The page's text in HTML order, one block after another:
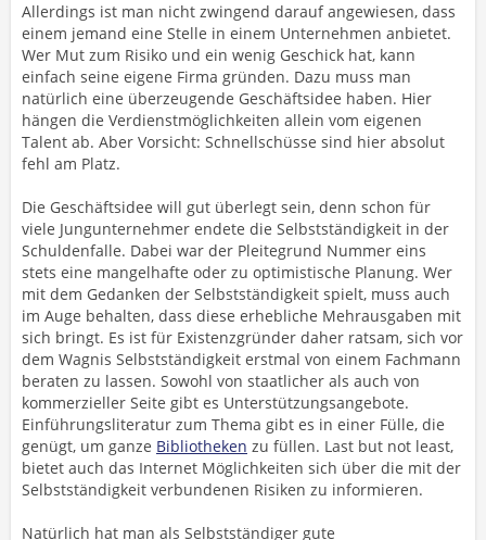
Allerdings ist man nicht zwingend darauf angewiesen, dass
einem jemand eine Stelle in einem Unternehmen anbietet.
Wer Mut zum Risiko und ein wenig Geschick hat, kann
einfach seine eigene Firma gründen. Dazu muss man
natürlich eine überzeugende Geschäftsidee haben. Hier
hängen die Verdienstmöglichkeiten allein vom eigenen
Talent ab. Aber Vorsicht: Schnellschüsse sind hier absolut
fehl am Platz.
Die Geschäftsidee will gut überlegt sein, denn schon für
viele Jungunternehmer endete die Selbstständigkeit in der
Schuldenfalle. Dabei war der Pleitegrund Nummer eins
stets eine mangelhafte oder zu optimistische Planung. Wer
mit dem Gedanken der Selbstständigkeit spielt, muss auch
im Auge behalten, dass diese erhebliche Mehrausgaben mit
sich bringt. Es ist für Existenzgründer daher ratsam, sich vor
dem Wagnis Selbstständigkeit erstmal von einem Fachmann
beraten zu lassen. Sowohl von staatlicher als auch von
kommerzieller Seite gibt es Unterstützungsangebote.
Einführungsliteratur zum Thema gibt es in einer Fülle, die
genügt, um ganze Bibliotheken zu füllen. Last but not least,
bietet auch das Internet Möglichkeiten sich über die mit der
Selbstständigkeit verbundenen Risiken zu informieren.
Natürlich hat man als Selbstständiger gute